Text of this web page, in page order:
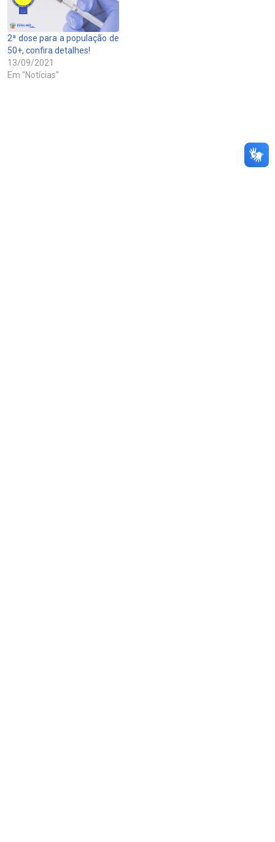
2ª dose para a população de
50+, confira detalhes!
13/09/2021
Em "Notícias"